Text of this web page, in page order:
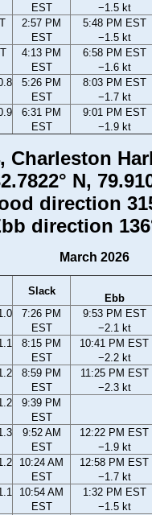
EST
−1.5 kt
2:57 PM
EST
5:48 PM EST
−1.5 kt
4:13 PM
EST
6:58 PM EST
−1.6 kt
5:26 PM
EST
8:03 PM EST
−1.7 kt
6:31 PM
EST
9:01 PM EST
−1.9 kt
Charleston
N,
direction
direction
March 2026
Slack
Ebb
7:26 PM
EST
9:53 PM EST
−2.1 kt
8:15 PM
EST
10:41 PM EST
−2.2 kt
8:59 PM
EST
11:25 PM EST
−2.3 kt
9:39 PM
EST
9:52 AM
EST
12:22 PM EST
−1.9 kt
10:24 AM
EST
12:58 PM EST
−1.7 kt
10:54 AM
EST
1:32 PM EST
−1.5 kt